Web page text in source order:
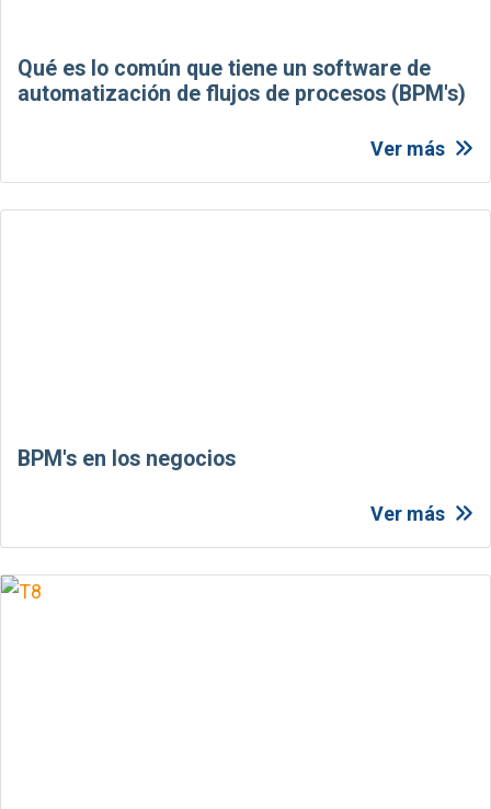
Qué es lo común que tiene un software de
automatización de flujos de procesos (BPM's)
Ver más
BPM's en los negocios
Ver más